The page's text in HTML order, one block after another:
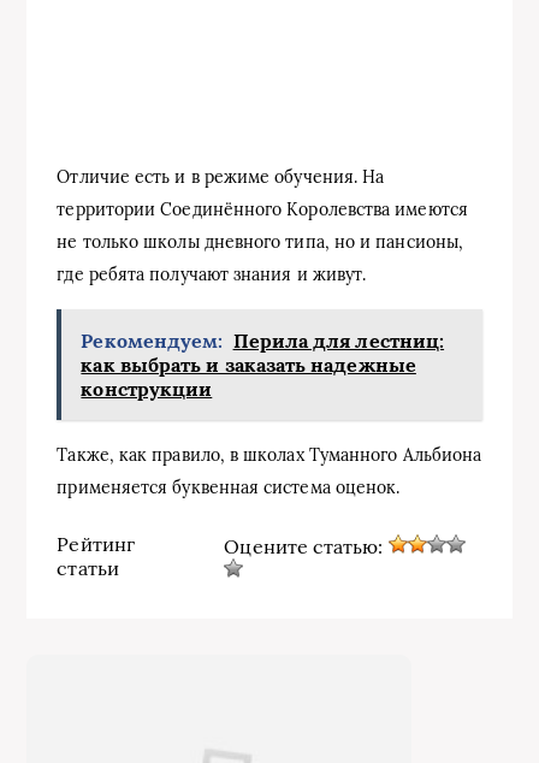
Отличие есть и в режиме обучения. На
территории Соединённого Королевства имеются
не только школы дневного типа, но и пансионы,
где ребята получают знания и живут.
Рекомендуем: Перила для лестниц:
как выбрать и заказать надежные
конструкции
Также, как правило, в школах Туманного Альбиона
применяется буквенная система оценок.
Рейтинг
статьи
Оцените статью: